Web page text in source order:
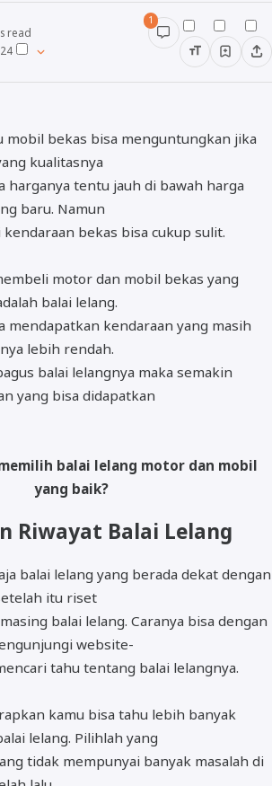
read
1
mobil bekas bisa menguntungkan jika
kualitasnya
harganya tentu jauh di bawah harga
baru. Namun
bekas bisa cukup sulit.
motor dan mobil bekas yang
balai lelang.
mendapatkan kendaraan yang masih
lebih rendah.
balai lelangnya maka semakin
yang bisa didapatkan
balai lelang motor dan mobil
yang baik?
Riwayat Balai Lelang
balai lelang yang berada dekat dengan
itu riset
balai lelang. Caranya bisa dengan
website-
tahu tentang balai lelangnya.
kamu bisa tahu lebih banyak
lelang. Pilihlah yang
tidak mempunyai banyak masalah di